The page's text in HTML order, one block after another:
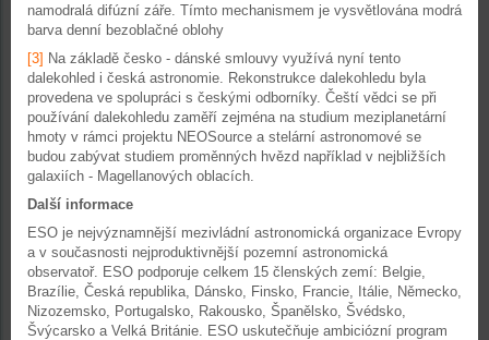
namodralá difúzní záře. Tímto mechanismem je vysvětlována modrá
barva denní bezoblačné oblohy
[3] Na základě česko - dánské smlouvy využívá nyní tento
dalekohled i česká astronomie. Rekonstrukce dalekohledu byla
provedena ve spolupráci s českými odborníky. Čeští vědci se při
používání dalekohledu zaměří zejména na studium meziplanetární
hmoty v rámci projektu NEOSource a stelární astronomové se
budou zabývat studiem proměnných hvězd například v nejbližších
galaxiích - Magellanových oblacích.
Další informace
ESO je nejvýznamnější mezivládní astronomická organizace Evropy
a v současnosti nejproduktivnější pozemní astronomická
observatoř. ESO podporuje celkem 15 členských zemí: Belgie,
Brazílie, Česká republika, Dánsko, Finsko, Francie, Itálie, Německo,
Nizozemsko, Portugalsko, Rakousko, Španělsko, Švédsko,
Švýcarsko a Velká Británie. ESO uskutečňuje ambiciózní program